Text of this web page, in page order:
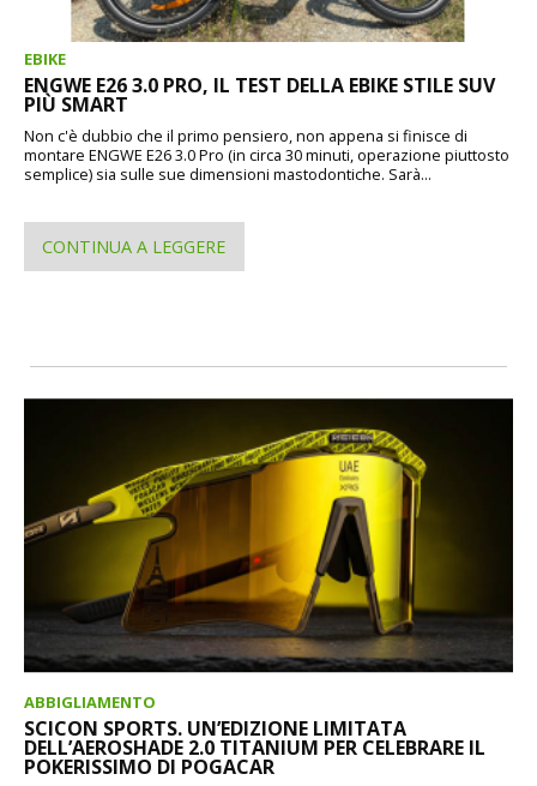
EBIKE
ENGWE E26 3.0 PRO, IL TEST DELLA EBIKE STILE SUV
PIÙ SMART
Non c'è dubbio che il primo pensiero, non appena si finisce di
montare ENGWE E26 3.0 Pro (in circa 30 minuti, operazione piuttosto
semplice) sia sulle sue dimensioni mastodontiche. Sarà...
CONTINUA A LEGGERE
ABBIGLIAMENTO
SCICON SPORTS. UN’EDIZIONE LIMITATA
DELL’AEROSHADE 2.0 TITANIUM PER CELEBRARE IL
POKERISSIMO DI POGACAR